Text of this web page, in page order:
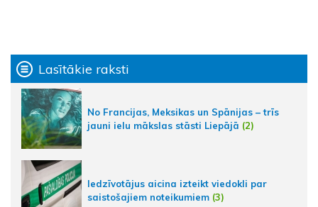
Lasītākie raksti
No Francijas, Meksikas un Spānijas – trīs
jauni ielu mākslas stāsti Liepājā (2)
Iedzīvotājus aicina izteikt viedokli par
saistošajiem noteikumiem (3)